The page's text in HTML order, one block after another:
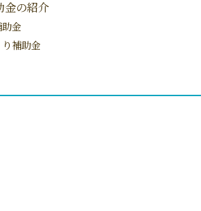
金の紹介
金
補助金